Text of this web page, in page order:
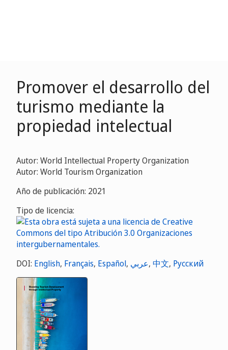
Promover el desarrollo del
turismo mediante la
propiedad intelectual
Autor: World Intellectual Property Organization
Autor: World Tourism Organization
Año de publicación: 2021
Tipo de licencia:
DOI: English, Français, Español, عربي, 中文, Русский